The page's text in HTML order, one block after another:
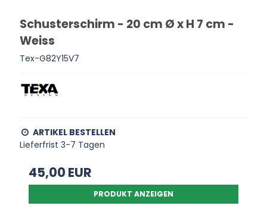
Schusterschirm - 20 cm Ø x H 7 cm -
Weiss
Tex-G82Y15V7
ARTIKEL BESTELLEN
Lieferfrist 3-7 Tagen
45,00 EUR
PRODUKT ANZEIGEN